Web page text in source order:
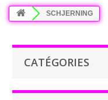
SCHJERNING
CATÉGORIES